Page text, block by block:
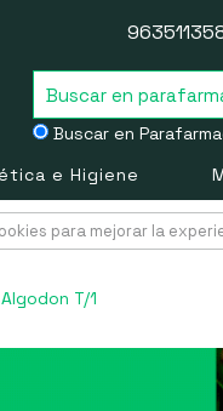
Buscar en
e Higiene
para mejorar la
T/1